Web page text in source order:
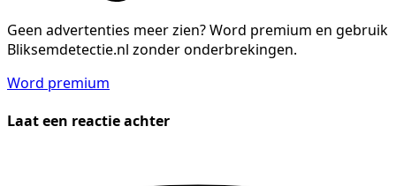
Geen advertenties meer zien?Word premium en gebruik
Bliksemdetectie.nl zonder onderbrekingen.
Word premium
Laat een reactie achter